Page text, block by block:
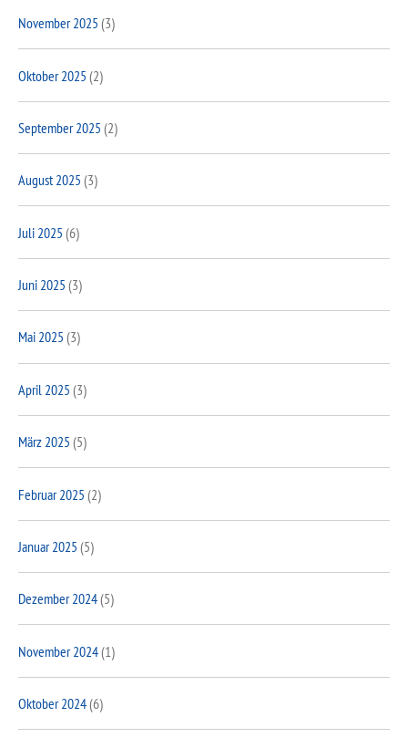
November 2025 (3)
Oktober 2025 (2)
September 2025 (2)
August 2025 (3)
Juli 2025 (6)
Juni 2025 (3)
Mai 2025 (3)
April 2025 (3)
März 2025 (5)
Februar 2025 (2)
Januar 2025 (5)
Dezember 2024(5)
November 2024(1)
Oktober 2024(6)